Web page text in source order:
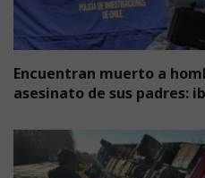
Encuentran muerto a
asesinato de sus padres: